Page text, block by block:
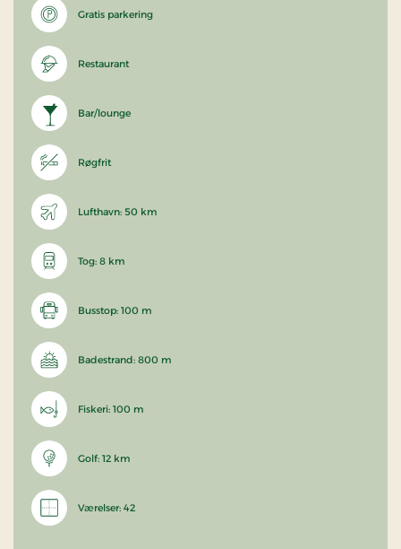
Gratis parkering
Restaurant
Bar/lounge
Røgfrit
Lufthavn: 50 km
Tog: 8 km
Busstop: 100 m
Badestrand: 800 m
Fiskeri: 100 m
Golf: 12 km
Værelser: 42